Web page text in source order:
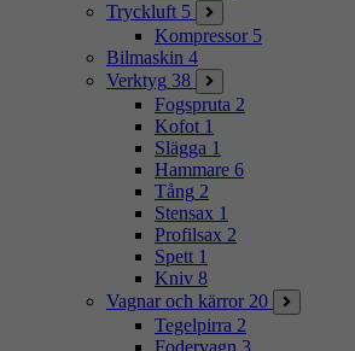
Tryckluft 5
Kompressor 5
Bilmaskin 4
Verktyg 38
Fogspruta 2
Kofot 1
Slägga 1
Hammare 6
Tång 2
Stensax 1
Profilsax 2
Spett 1
Kniv 8
Vagnar och kärror 20
Tegelpirra 2
Fodervagn 3